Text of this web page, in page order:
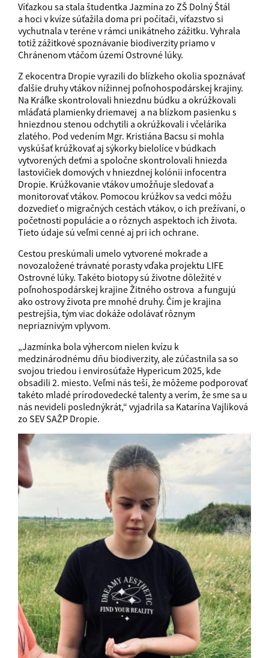
Víťazkou sa stala študentka Jazmína zo ZŠ Dolný Štál
a hoci v kvíze súťažila doma pri počítači, víťazstvo si
vychutnala v teréne v rámci unikátneho zážitku. Vyhrala
totiž zážitkové spoznávanie biodiverzity priamo v
Chránenom vtáčom území Ostrovné lúky.
Z ekocentra Dropie vyrazili do blízkeho okolia spoznávať
ďalšie druhy vtákov nížinnej poľnohospodárskej krajiny.
Na Kráľke skontrolovali hniezdnu búdku a okrúžkovali
mláďatá plamienky driemavej a na blízkom pasienku s
hniezdnou stenou odchytili a okrúžkovali i včelárika
zlatého. Pod vedením Mgr. Kristiána Bacsu si mohla
vyskúšať krúžkovať aj sýkorky bielolíce v búdkach
vytvorených deťmi a spoločne skontrolovali hniezda
lastovičiek domových v hniezdnej kolónii infocentra
Dropie. Krúžkovanie vtákov umožňuje sledovať a
monitorovať vtákov. Pomocou krúžkov sa vedci môžu
dozvedieť o migračných cestách vtákov, o ich prežívaní, o
početnosti populácie a o rôznych aspektoch ich života.
Tieto údaje sú veľmi cenné aj pri ich ochrane.
Cestou preskúmali umelo vytvorené mokrade a
novozaložené trávnaté porasty vďaka projektu LIFE
Ostrovné lúky. Takéto biotopy sú životne dôležité v
poľnohospodárskej krajine Žitného ostrova a fungujú
ako ostrovy života pre mnohé druhy. Čím je krajina
pestrejšia, tým viac dokáže odolávať rôznym
nepriaznivým vplyvom.
„Jazmínka bola výhercom nielen kvízu k
medzinárodnému dňu biodiverzity, ale zúčastnila sa so
svojou triedou i envirosúťaže Hypericum 2025, kde
obsadili 2. miesto. Veľmi nás teší, že môžeme podporovať
takéto mladé prírodovedecké talenty a verím, že sme sa u
nás nevideli poslednýkrát,“ vyjadrila sa Katarína Vajliková
zo SEV SAŽP Dropie.